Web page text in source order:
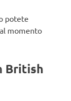
potete
momento
British